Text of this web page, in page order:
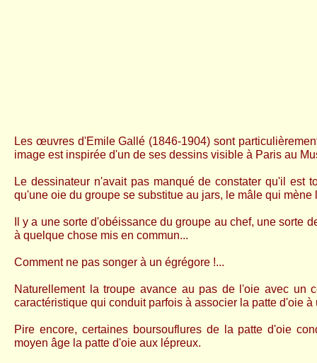
Les œuvres d'Emile Gallé (1846-1904) sont
image est inspirée d'un de ses dessins visible à Paris au
Le dessinateur n'avait pas manqué de constater qu'il est
qu'une oie du groupe se substitue au jars, le mâle qui mène
Il y a une sorte d'obéissance du groupe au chef, une sorte
à quelque chose mis en commun...
Comment ne pas songer à un égrégore !...
Naturellement la troupe avance au pas de l'oie avec un
caractéristique qui conduit parfois à associer la patte d'oie à
Pire encore, certaines boursouflures de la patte d'oie
moyen âge la patte d'oie aux lépreux.